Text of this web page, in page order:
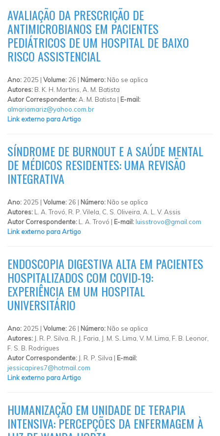
AVALIAÇÃO DA PRESCRIÇÃO DE
ANTIMICROBIANOS EM PACIENTES
PEDIÁTRICOS DE UM HOSPITAL DE BAIXO
RISCO ASSISTENCIAL
Ano: 2025 | Volume: 26 | Número: Não se aplica
Autores: B. K. H. Martins, A. M. Batista
Autor Correspondente:A. M. Batista | E-mail:
almariamariz@yahoo.com.br
Link externo para Artigo
SÍNDROME DE BURNOUT E A SAÚDE MENTAL
DE MÉDICOS RESIDENTES: UMA REVISÃO
INTEGRATIVA
Ano: 2025 | Volume: 26 | Número: Não se aplica
Autores: L. A. Trovó, R. P. Vilela, C. S. Oliveira, A. L. V. Assis
Autor Correspondente: L. A. Trovó | E-mail:luisstrovo@gmail.com
Link externo para Artigo
ENDOSCOPIA DIGESTIVA ALTA EM PACIENTES
HOSPITALIZADOS COM COVID-19:
EXPERIÊNCIA EM UM HOSPITAL
UNIVERSITÁRIO
Ano: 2025 | Volume: 26 | Número: Não se aplica
Autores: J. R. P. Silva. R. J. Faria, J. M. S. Lima, V. M. Lima, F. B. Leonor,
F. S. B. Rodrigues
Autor Correspondente: J. R. P. Silva | E-mail:
jessicapires7@hotmail.com
Link externo para Artigo
HUMANIZAÇÃO EM UNIDADE DE TERAPIA
INTENSIVA: PERCEPÇÕES DA ENFERMAGEM À